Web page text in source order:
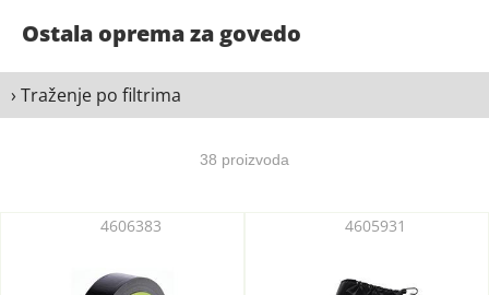
Ostala oprema za govedo
› Traženje po filtrima
38 proizvoda
4606383 4605931